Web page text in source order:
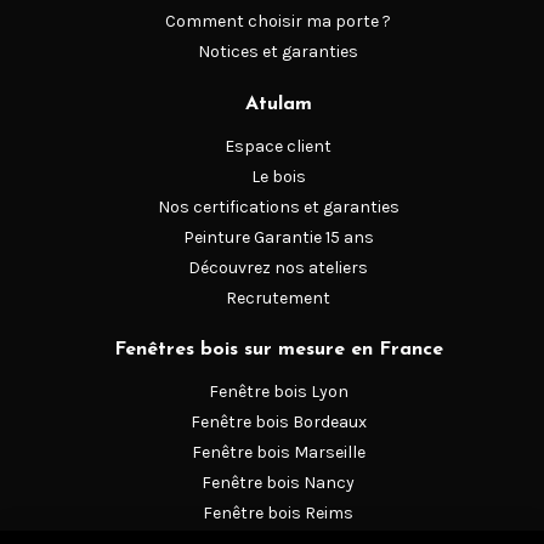
des vantaux à double enfourchement, plus résistant que
le montage mécanique. La conception se veut à
des fiches réglables personnalisables.
Le vitrage est conditionné à l’épaisseur des vantaux :
plus il est dense, plus les performances thermiques,
sonores et de sécurité sont renforcées. Le
sont composés de gaz argon augmentant l’efficacité de
l’isolation thermique de vos menuiseries. Toutefois, si
vous habitez dans un lieu bruyant, privilégiez la pose
d’un vitrage feuilleté acoustique spécialement conçu
Comment choisir ma porte ?
Notices et garanties
Atulam
Espace client
Le bois
Nos certifications et garanties
Peinture Garantie 15 ans
Découvrez nos ateliers
Recrutement
Fenêtres bois sur mesure en France
Fenêtre bois Lyon
Fenêtre bois Bordeaux
Fenêtre bois Marseille
Fenêtre bois Nancy
Fenêtre bois Reims